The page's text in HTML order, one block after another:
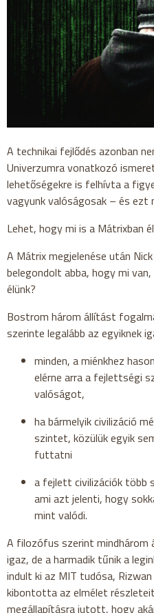
A technikai fejlődés azonban
Univerzumra vonatkozó
lehetőségekre is felhívta a
vagyunk valóságosak – és ezt
Lehet, hogy mi is a Mátrixban
A Mátrix megjelenése után
belegondolt abba, hogy mi
élünk?
Bostrom három állítást
szerinte legalább az egyiknek
minden, a miénkhez
elérne arra a fejlettségi
valóságot,
ha bármelyik civilizáció
szintet, közülük egyik
futtatni
a fejlett civilizációk több
ami azt jelenti, hogy
mint valódi.
A filozófus szerint mindhárom
igaz, de a harmadik tűnik a
indult ki az MIT tudósa, Rizwan
kibontotta az elmélet
megállapításra jutott, hogy